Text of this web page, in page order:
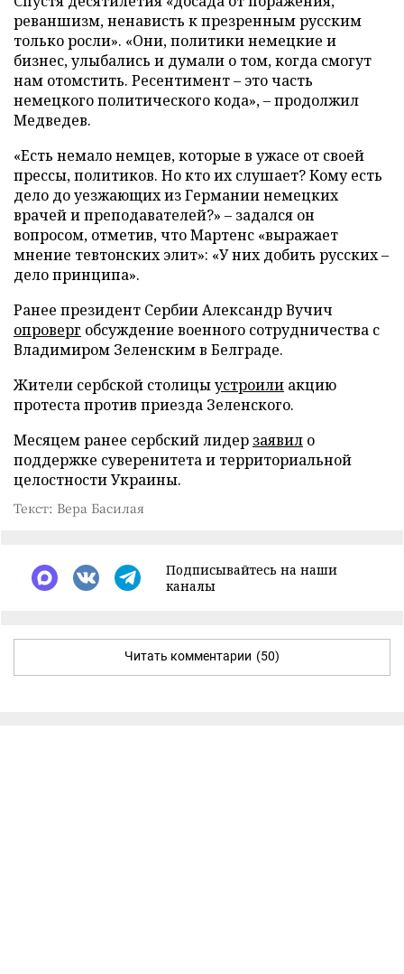
реваншизм, ненависть к презренным русским
только росли». «Они, политики немецкие и
бизнес, улыбались и думали о том, когда смогут
нам отомстить. Ресентимент – это часть
немецкого политического кода», – продолжил
Медведев.
«Есть немало немцев, которые в ужасе от своей
прессы, политиков. Но кто их слушает? Кому есть
дело до уезжающих из Германии немецких
врачей и преподавателей?» – задался он
вопросом, отметив, что Мартенс «выражает
мнение тевтонских элит»: «У них добить русских –
дело принципа».
Ранее президент Сербии Александр Вучич
опроверг обсуждение военного сотрудничества с
Владимиром Зеленским в Белграде.
Жители сербской столицыустроили акцию
протеста против приезда Зеленского.
Месяцем ранее сербский лидер заявил о
поддержке суверенитета и территориальной
целостности Украины.
Текст: Вера Басилая
Подписывайтесь на наши
каналы
Читать комментарии (50)